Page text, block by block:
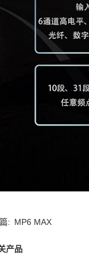
: MP6 MAX
产品